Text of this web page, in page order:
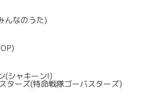
んなのうた)
(シャキーン!)
ターズ(特命戦隊ゴーバスターズ)